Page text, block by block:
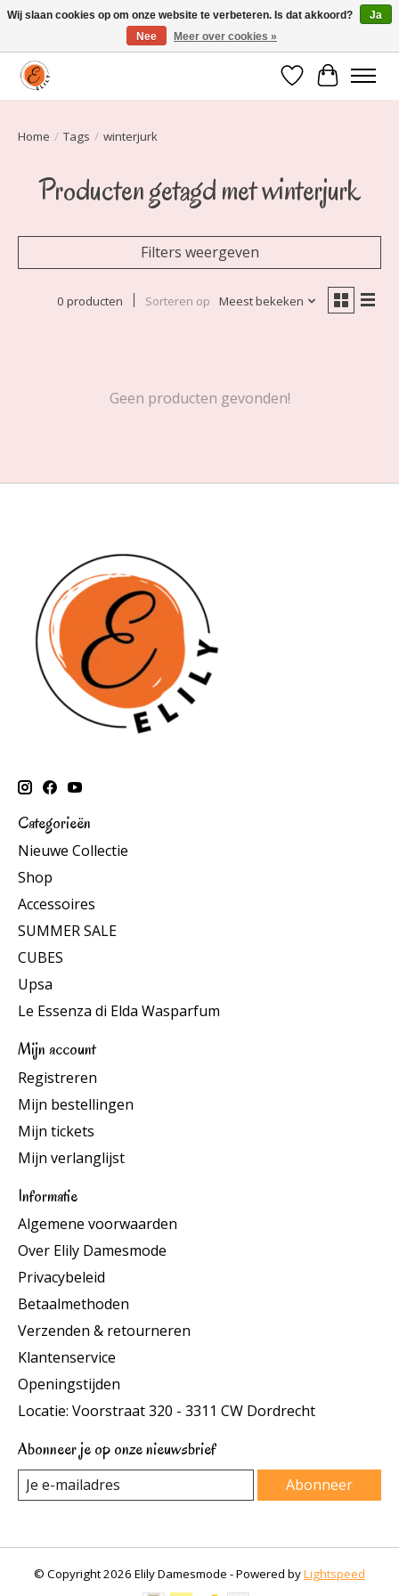
Elily is er om jou te laten stralen! Mode vanaf maat 34 t/m 54
Verlanglijst
Home / Tags / winterjurk
Producten getagd met winterjurk
Filters weergeven
0 producten Sorteren op Meest bekeken
Geen producten gevonden!
Categorieën
Nieuwe Collectie
Shop
Accessoires
SUMMER SALE
CUBES
Upsa
Le Essenza di Elda Wasparfum
Mijn account
Registreren
Mijn bestellingen
Mijn tickets
Mijn verlanglijst
Informatie
Algemene voorwaarden
Over Elily Damesmode
Privacybeleid
Betaalmethoden
Verzenden & retourneren
Klantenservice
Openingstijden
Locatie: Voorstraat 320 - 3311 CW Dordrecht
Abonneer je op onze nieuwsbrief
Abonneer
© Copyright 2026 Elily Damesmode - Powered byLightspeed
Wij slaan cookies op om onze website te verbeteren. Is dat akkoord?
Ja
Nee
Meer over cookies »